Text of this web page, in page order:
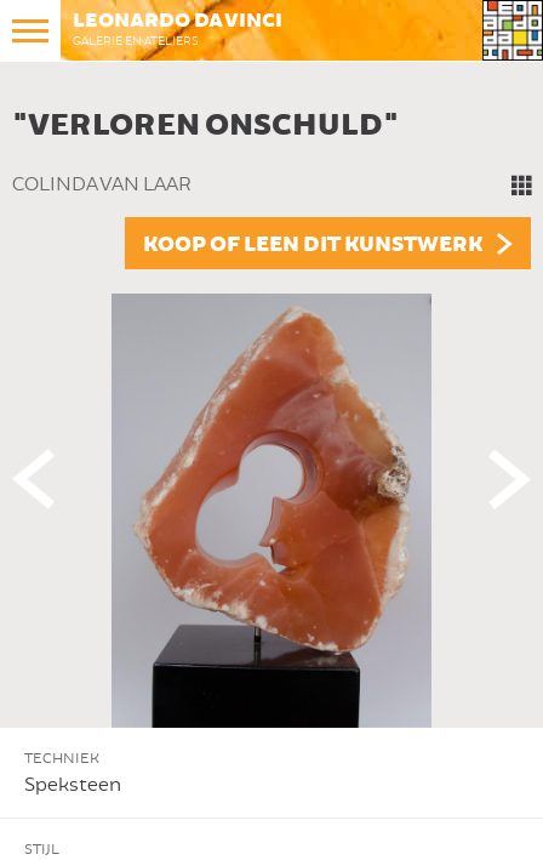
LEONARDO DA VINCI
GALERIE EN ATELIERS
"VERLOREN ONSCHULD"
COLINDA VAN LAAR
KOOP OF LEEN DIT KUNSTWERK
TECHNIEK
Speksteen
STIJL